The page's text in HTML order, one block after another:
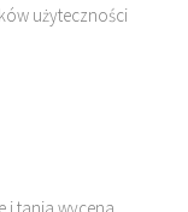
użyteczności